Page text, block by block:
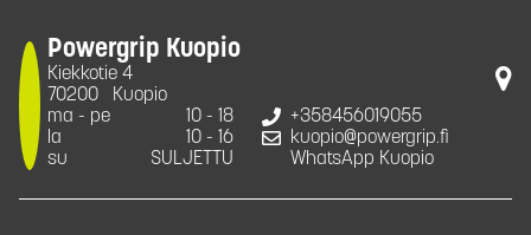
Powergrip Kuopio
Kiekkotie 4
70200
Kuopio
ma - pe
10 - 18
la
10 - 16
su
SULJETTU
+358456019055
kuopio@powergrip.fi
WhatsApp Kuopio